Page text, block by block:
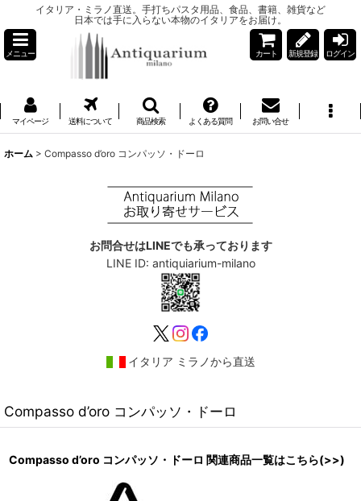
イタリア・ミラノ直送。手打ちパスタ用品、食品、書籍、雑貨など
日本では手に入らない本物のイタリアをお届け。
メニュー カート 新規登録 ログイン
マイページ 送料について 商品検索 よくある質問 お問い合せ
ホーム > Compasso d’oro コンパッソ・ドーロ
お問合せはLINEでも承っております
LINE ID: antiquiarium-milano
イタリア ミラノから直送
Compasso d’oro コンパッソ・ドーロ
Compasso d’oro コンパッソ・ドーロ 関連商品一覧はこちら(>>)